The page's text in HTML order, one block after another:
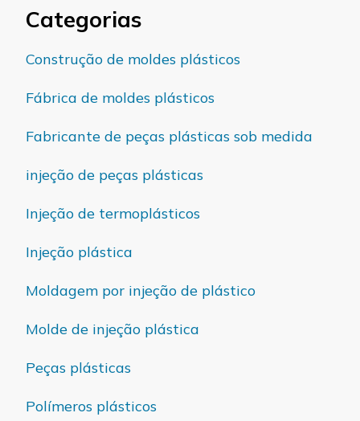
Categorias
Construção de moldes plásticos
Fábrica de moldes plásticos
Fabricante de peças plásticas sob medida
injeção de peças plásticas
Injeção de termoplásticos
Injeção plástica
Moldagem por injeção de plástico
Molde de injeção plástica
Peças plásticas
Polímeros plásticos